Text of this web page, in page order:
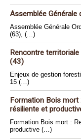
Assemblée Générale
Assemblée Générale
(63), (…)
Rencontre
(43)
Enjeux de gestion
15 (…)
Formation Bois
résiliente et
Formation Bois mort :
productive (…)